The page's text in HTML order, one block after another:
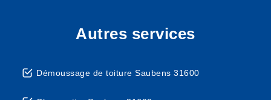
Autres services
Démoussage de toiture Saubens 31600